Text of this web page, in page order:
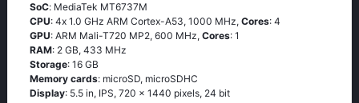
SoC: МеdiаТеk МТ6737М
CPU: 4х 1.0 GНz АRМ Соrtех-А53, 1000 MHz, Cores: 4
GPU: ARM Mali-T720 MP2, 600 MHz, Cores: 1
RAM: 2 GB, 433 MHz
Storage: 16 GB
Memory cards: microSD, microSDHC
Display: 5.5 in, IPS, 720 x 1440 pixels, 24 bit